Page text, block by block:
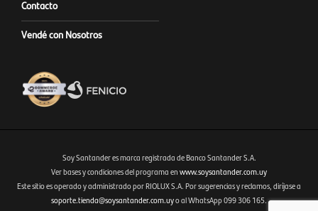
Contacto
Vendé con Nosotros
Fenicio eCommerce Uruguay
Soy Santander es marca registrada de Banco Santander S.A.
Ver bases y condiciones del programa en www.soysantander.com.uy
Este sitio es operado y administrado por RIOLUX S.A. Por sugerencias y reclamos, diríjase a
soporte.tienda@soysantander.com.uyo al WhatsApp 099 306 165.